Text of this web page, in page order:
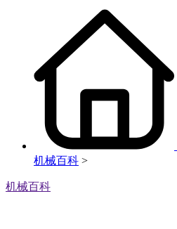
机械百科 >
机械百科